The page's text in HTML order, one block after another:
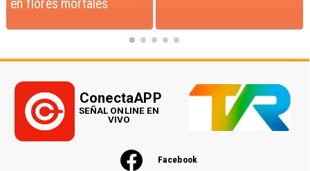
Facebook
ConectaAPP
SEÑAL ONLINE EN
VIVO